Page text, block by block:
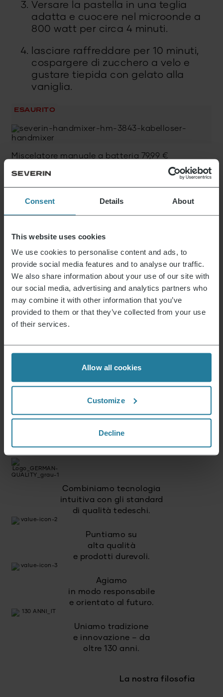
Consent Details About
This website uses cookies
We use cookies to personalise content and ads, to
provide social media features and to analyse our traffic.
We also share information about your use of our site with
our social media, advertising and analytics partners who
may combine it with other information that you’ve
provided to them or that they’ve collected from your use
of their services.
Allow all cookies
Customize
Decline
Versare la pastella in una teglia
adatta e cuocere nel microonde a
800 watt per circa 4 minuti.
lasciare raffreddare per 10 minuti,
cospargere di zucchero a velo e
gustare tiepida con gelato alla
vaniglia.
ESAURITO
Miscelatore manuale a batteria 79,99 €
Sbattitore 49,99€
SALDO
Microonde con funzione griglia e aria calda 3-in-
1 219,00€
Il
prezzo
originale
134,99€
Il
prezzo
attuale
Questo è ciò che rappresentiamo.
Premium per tutti.
Non un lusso per pochi,
Combiniamo tecnologia
intuitiva con gli standard
di qualità tedeschi.
Puntiamo su
alta qualità
e prodotti durevoli.
Agiamo
in modo responsabile
e orientato al futuro.
Uniamo tradizione
e innovazione – da
oltre 130 anni.
La nostra filosofia